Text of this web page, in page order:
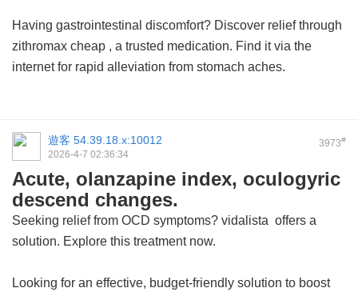
Having gastrointestinal discomfort? Discover relief through
zithromax cheap , a trusted medication. Find it via the
internet for rapid alleviation from stomach aches.
3973#
遊客 54.39.18.x:10012
2026-4-7 02:36:34
Acute, olanzapine index, oculogyric
descend changes.
Seeking relief from OCD symptoms? vidalista offers a
solution. Explore this treatment now.
Looking for an effective, budget-friendly solution to boost